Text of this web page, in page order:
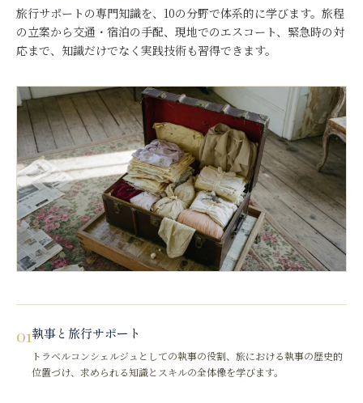
旅行サポートの専門知識を、10の分野で体系的に学びます。旅程
の立案から交通・宿泊の手配、現地でのエスコート、緊急時の対
応まで、知識だけでなく実践技術も習得できます。
01執事と旅行サポート
トラベルコンシェルジュとしての執事の役割、旅における執事の歴史的
位置づけ、求められる知識とスキルの全体像を学びます。